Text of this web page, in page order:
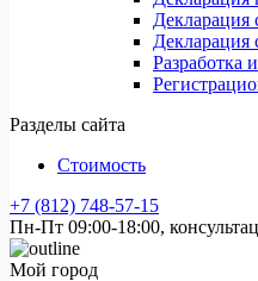
Декларация
Декларация
Разработка
Разделы сайта
Стоимость
+7 (812) 748-57-15
Пн-Пт 09:00-18:00,
Мой город